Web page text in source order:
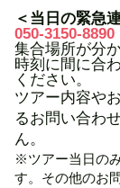
＜当日の緊急
050-3150-8890
集合場所が分
時刻に間に合
ください。
ツアー内容や
るお問い合わ
ん。
※ツアー当日の
す。その他のお